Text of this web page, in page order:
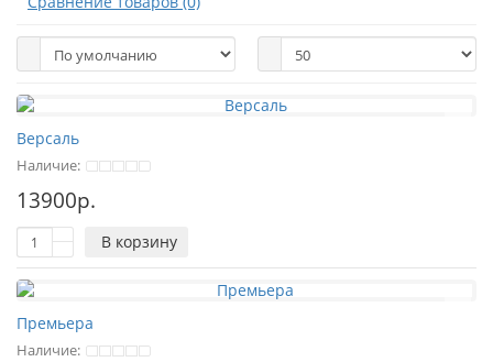
Версаль
Наличие:
13900р.
В корзину
Премьера
Наличие: